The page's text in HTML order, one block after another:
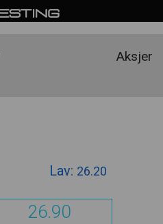
Aksjer
Lav: 26.20
26.90